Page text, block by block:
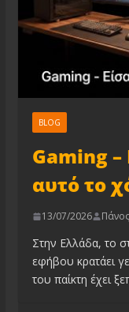
BLOG
Gaming –
αυτό το
13/07/2026
Στην Ελλάδα, το
εφήβου κρατάει
του παίκτη έχει